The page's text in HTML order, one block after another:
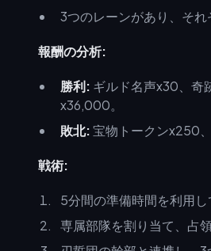
3つのレーンがあり、そ
報酬の分析:
勝利: ギルド名声x30、奇
x36,000。
敗北:宝物トークンx250
戦術:
5分間の準備時間を利用し
専属部隊を割り当て、占